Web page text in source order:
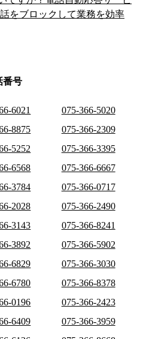
をブロックして業務を効率
番号
6021
075-366-5020
8875
075-366-2309
5252
075-366-3395
6568
075-366-6667
3784
075-366-0717
2028
075-366-2490
3143
075-366-8241
3892
075-366-5902
6829
075-366-3030
6780
075-366-8378
0196
075-366-2423
6409
075-366-3959